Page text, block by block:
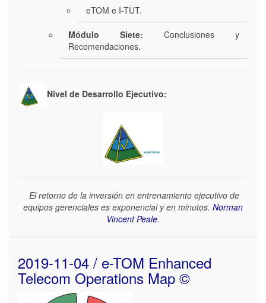
eTOM e I-TUT.
Módulo Siete: Conclusiones y
Recomendaciones.
Nivel de Desarrollo Ejecutivo:
El retorno de la inversión en entrenamiento ejecutivo de
equipos gerenciales es exponencial y en minutos. Norman
Vincent Peale.
2019-11-04 / e-TOM Enhanced
Telecom Operations Map ©